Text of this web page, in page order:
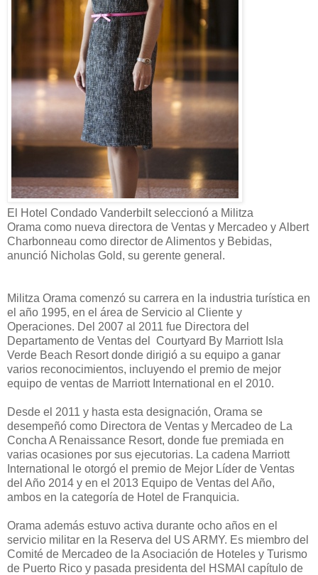
El Hotel Condado Vanderbilt seleccionó a Militza
Orama como nueva directora de Ventas y Mercadeo y Albert
Charbonneau como director de Alimentos y Bebidas,
anunció Nicholas Gold, su gerente general .
Militza Orama comenzó su carrera en la industria turística en
el año 1995, en el área de Servicio al Cliente y
Operaciones. Del 2007 al 2011 fue Directora del
Departamento de Ventas del Courtyard By Marriott Isla
Verde Beach Resort donde dirigió a su equipo a ganar
varios reconocimientos, incluyendo el premio de mejor
equipo de ventas de Marriott International en el 2010.
Desde el 2011 y hasta esta designación, Orama se
desempeñó como Directora de Ventas y Mercadeo de La
Concha A Renaissance Resort, donde fue premiada en
varias ocasiones por sus ejecutorias. La cadena Marriott
International le otorgó el premio de Mejor Líder de Ventas
del Año 2014 y en el 2013 Equipo de Ventas del Año,
ambos en la categoría de Hotel de Franquicia.
Orama además estuvo activa durante ocho años en el
servicio militar en la Reserva del US ARMY. Es miembro del
Comité de Mercadeo de la Asociación de Hoteles y Turismo
de Puerto Rico y pasada presidenta del HSMAI capítulo de